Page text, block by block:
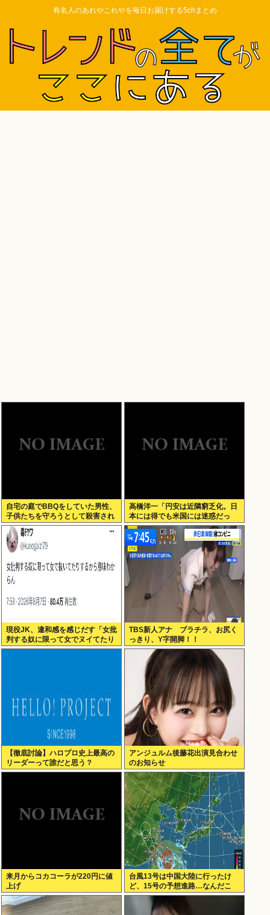
有名人のあれやこれやを毎日お届けする5chまとめ
自宅の庭でBBQをしていた男性、
子供たちを守ろうとして殺害され
てしまう
高橋洋一「円安は近隣窮乏化。日
本には得でも米国には迷惑だっ
た」
現役JK、違和感を感じだす「女批
判する奴に限って女でヌイてたり
するから意味わからなくなってき
TBS新人アナ ブラチラ、お尻く
っきり、Y字開脚！！
【徹底討論】ハロプロ史上最高の
リーダーって誰だと思う？
アンジュルム後藤花出演見合わせ
のお知らせ
来月からコカコーラが220円に値
上げ
台風13号は中国大陸に行ったけ
ど、15号の予想進路…なんだこ
れ？